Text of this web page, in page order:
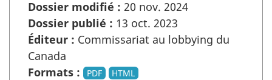
Dossier modifié : 20 nov. 2024
Dossier publié : 13 oct. 2023
Éditeur : Commissariat au lobbying du
Canada
Formats :
PDF HTML